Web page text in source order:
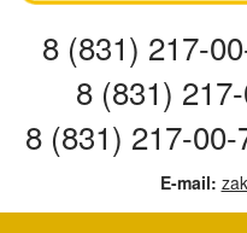
8 (831) 217-
8 (831)
8 (831) 217-00-
E-mail: